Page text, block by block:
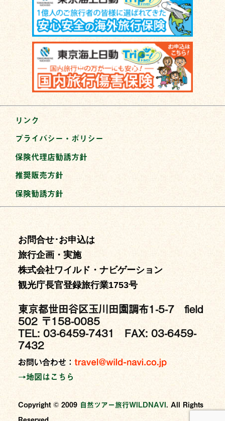
リンク
プライバシー・ポリシー
保険代理店勧誘方針
推奨販売方針
保険勧誘方針
お問合せ･お申込は
旅行企画・実施
株式会社ワイルド・ナビゲーション
観光庁長官登録旅行業1753号
東京都世田谷区玉川田園調布1-5-7 field
502 〒158-0085
TEL: 03-6459-7431 FAX: 03-6459-
7432
→地図はこちら
Copyright © 2009⾃然ツアー旅⾏WILDNAVI. All Rights